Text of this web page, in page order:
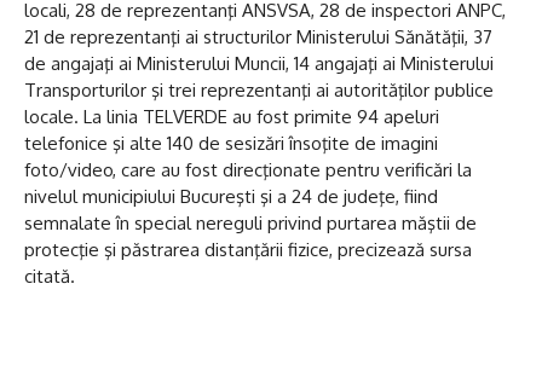
locali, 28 de reprezentanţi ANSVSA, 28 de inspectori ANPC,
21 de reprezentanţi ai structurilor Ministerului Sănătăţii, 37
de angajaţi ai Ministerului Muncii, 14 angajaţi ai Ministerului
Transporturilor şi trei reprezentanţi ai autorităţilor publice
locale. La linia TELVERDE au fost primite 94 apeluri
telefonice şi alte 140 de sesizări însoţite de imagini
foto/video, care au fost direcţionate pentru verificări la
nivelul municipiului Bucureşti şi a 24 de judeţe, fiind
semnalate în special nereguli privind purtarea măştii de
protecţie şi păstrarea distanţării fizice, precizează sursa
citată.